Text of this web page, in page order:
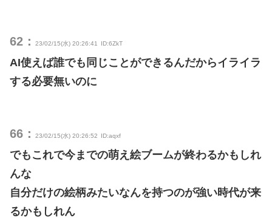
62： 23/02/15(水) 20:26:41 ID:6ZkT
AI使えば誰でも同じことができるんだからイライラ
する必要無いのに
66： 23/02/15(水) 20:26:52 ID:aqxf
でもこれで今までの萌え絵ブームが終わるかもしれ
んな
自分だけの絵柄みたいなんを持つのが強い時代が来
るかもしれん